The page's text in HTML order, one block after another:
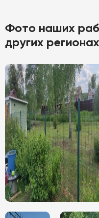
Фото наших
других регионах